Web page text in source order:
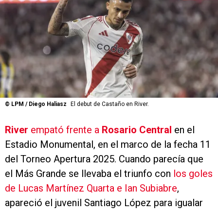
© LPM / Diego Haliasz El debut de Castaño en River.
River empató frente a Rosario Central en el
Estadio Monumental, en el marco de la fecha 11
del Torneo Apertura 2025. Cuando parecía que
el Más Grande se llevaba el triunfo con los goles
de Lucas Martínez Quarta e Ian Subiabre,
apareció el juvenil Santiago López para igualar